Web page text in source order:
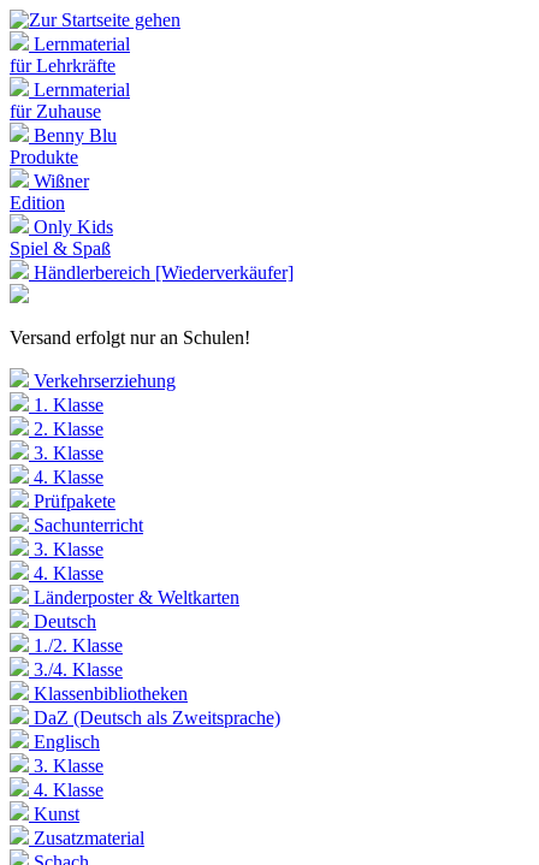
Lernmaterial
für Lehrkräfte
Lernmaterial
für Zuhause
Benny Blu
Produkte
Wißner
Edition
Only Kids
Spiel & Spaß
Händlerbereich [Wiederverkäufer]
Versand erfolgt nur an Schulen!
Verkehrserziehung
1. Klasse
2. Klasse
3. Klasse
4. Klasse
Prüfpakete
Sachunterricht
3. Klasse
4. Klasse
Länderposter & Weltkarten
Deutsch
1./2. Klasse
3./4. Klasse
Klassenbibliotheken
DaZ (Deutsch als Zweitsprache)
Englisch
3. Klasse
4. Klasse
Kunst
Zusatzmaterial